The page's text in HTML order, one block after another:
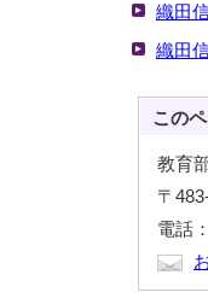
織田
織田
この
教育
〒
電話